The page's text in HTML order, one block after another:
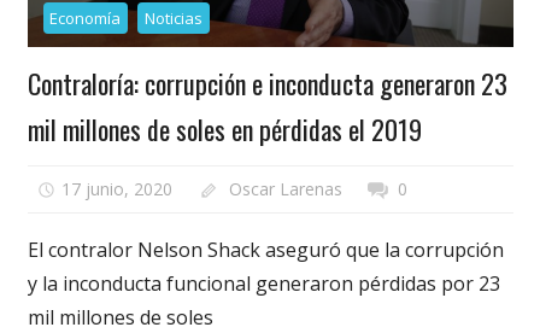
Economía Noticias
Contraloría: corrupción e inconducta generaron 23
mil millones de soles en pérdidas el 2019
17 junio, 2020 Oscar Larenas 0
El contralor Nelson Shack aseguró que la corrupción
y la inconducta funcional generaron pérdidas por 23
mil millones de soles